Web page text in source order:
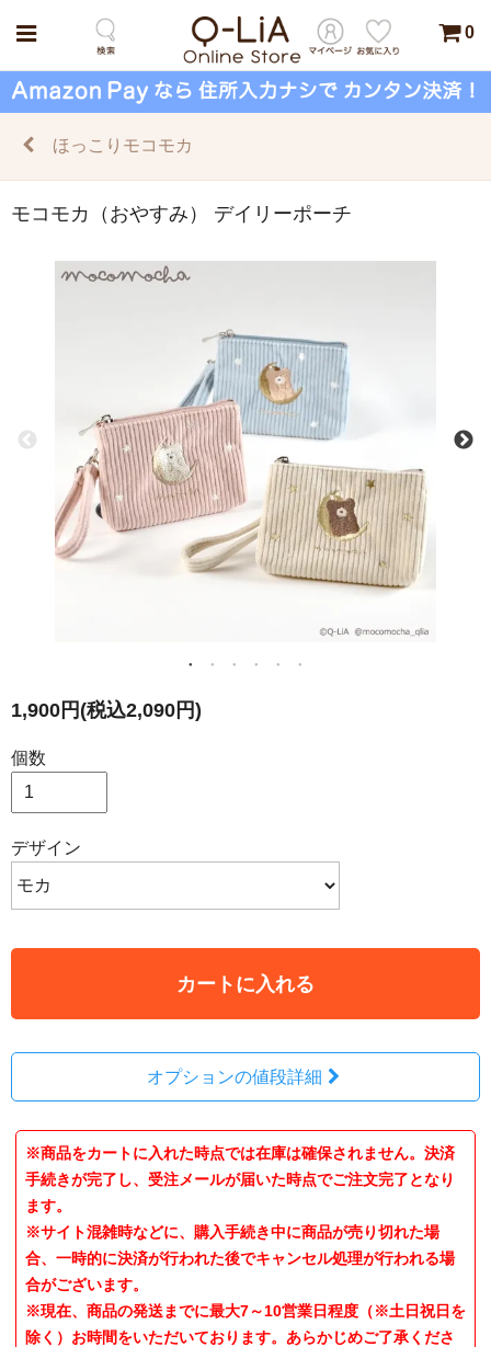
0
ほっこりモコモカ
モコモカ（おやすみ） デイリーポーチ
1,900円(税込2,090円)
個数
デザイン
カートに入れる
オプションの値段詳細
※商品をカートに入れた時点では在庫は確保されません。決済
手続きが完了し、受注メールが届いた時点でご注文完了となり
ます。
※サイト混雑時などに、購入手続き中に商品が売り切れた場
合、一時的に決済が行われた後でキャンセル処理が行われる場
合がございます。
※現在、商品の発送までに最大7～10営業日程度（※土日祝日を
除く）お時間をいただいております。あらかじめご了承くださ